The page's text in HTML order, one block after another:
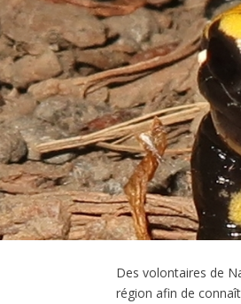
002
Julienne014Julienne 011
Des volontaires de
région afin de